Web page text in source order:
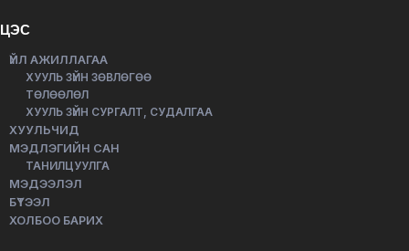
ЦЭС
ҮЙЛ АЖИЛЛАГАА
ХУУЛЬ ЗҮЙН ЗӨВЛӨГӨӨ
ТӨЛӨӨЛӨЛ
ХУУЛЬ ЗҮЙН СУРГАЛТ, СУДАЛГАА
ХУУЛЬЧИД
МЭДЛЭГИЙН САН
ТАНИЛЦУУЛГА
МЭДЭЭЛЭЛ
БҮТЭЭЛ
ХОЛБОО БАРИХ